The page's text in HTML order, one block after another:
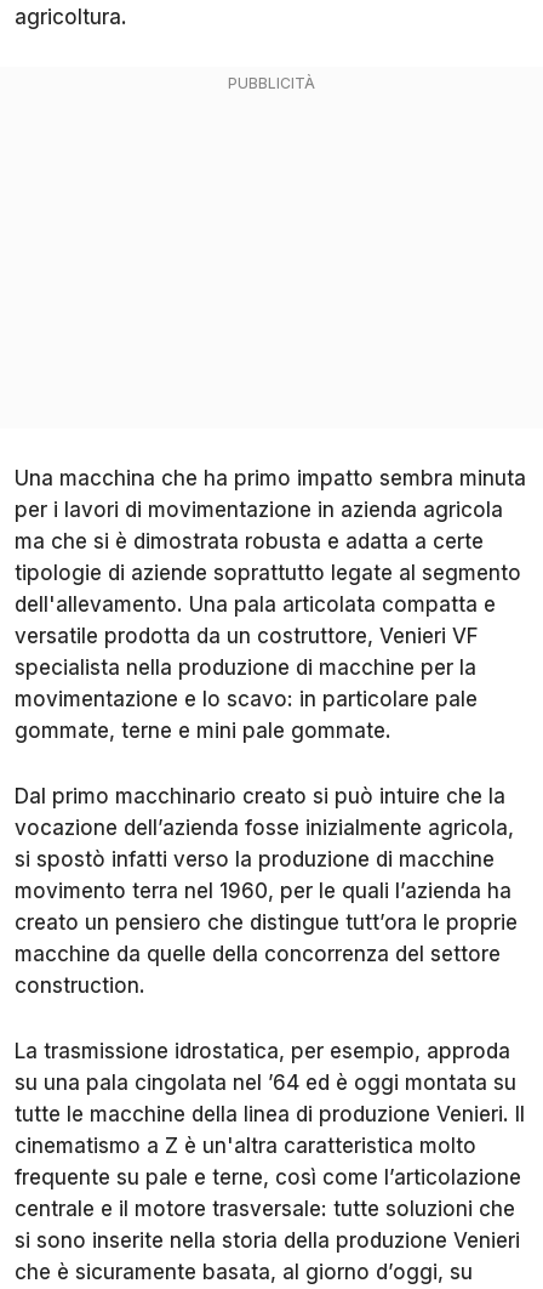
agricoltura.
Una macchina che ha primo impatto sembra minuta
per i lavori di movimentazione in azienda agricola
ma che si è dimostrata robusta e adatta a certe
tipologie di aziende soprattutto legate al segmento
dell'allevamento. Una pala articolata compatta e
versatile prodotta da un costruttore, Venieri VF
specialista nella produzione di macchine per la
movimentazione e lo scavo: in particolare pale
gommate, terne e mini pale gommate.
Dal primo macchinario creato si può intuire che la
vocazione dell’azienda fosse inizialmente agricola,
si spostò infatti verso la produzione di macchine
movimento terra nel 1960, per le quali l’azienda ha
creato un pensiero che distingue tutt’ora le proprie
macchine da quelle della concorrenza del settore
construction.
La trasmissione idrostatica, per esempio, approda
su una pala cingolata nel ’64 ed è oggi montata su
tutte le macchine della linea di produzione Venieri. Il
cinematismo a Z è un'altra caratteristica molto
frequente su pale e terne, così come l’articolazione
centrale e il motore trasversale: tutte soluzioni che
si sono inserite nella storia della produzione Venieri
che è sicuramente basata, al giorno d’oggi, su